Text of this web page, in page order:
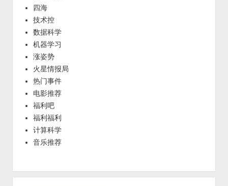
四海
技术控
数据科学
机器学习
涨姿势
火星情报局
热门事件
电影推荐
福利吧
福利福利
计算科学
音乐推荐